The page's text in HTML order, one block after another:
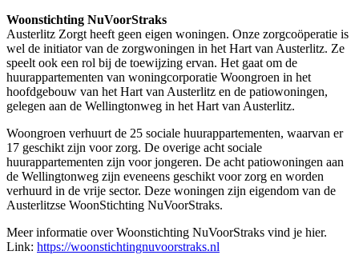
Woonstichting NuVoorStraks
Austerlitz Zorgt heeft geen eigen woningen. Onze zorgcoöperatie is
wel de initiator van de zorgwoningen in het Hart van Austerlitz. Ze
speelt ook een rol bij de toewijzing ervan. Het gaat om de
huurappartementen van woningcorporatie Woongroen in het
hoofdgebouw van het Hart van Austerlitz en de patiowoningen,
gelegen aan de Wellingtonweg in het Hart van Austerlitz.
Woongroen verhuurt de 25 sociale huurappartementen, waarvan er
17 geschikt zijn voor zorg. De overige acht sociale
huurappartementen zijn voor jongeren. De acht patiowoningen aan
de Wellingtonweg zijn eveneens geschikt voor zorg en worden
verhuurd in de vrije sector. Deze woningen zijn eigendom van de
Austerlitzse WoonStichting NuVoorStraks.
Meer informatie over Woonstichting NuVoorStraks vind je hier.
Link: https://woonstichtingnuvoorstraks.nl